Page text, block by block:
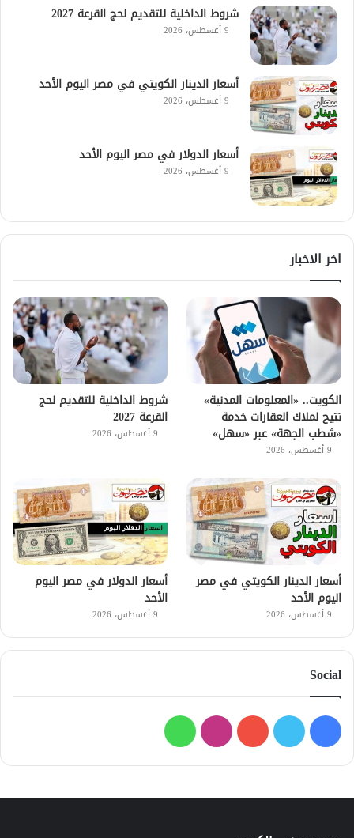
شروط الداخلية للتقديم لحج القرعة 2027
9 أغسطس، 2026
أسعار الدينار الكويتي في مصر اليوم الأحد
9 أغسطس، 2026
أسعار الدولار في مصر اليوم الأحد
9 أغسطس، 2026
اخر الاخبار
الكويت.. «المعلومات المدنية»
تتيح لملاك العقارات خدمة
«شطب الجهة» عبر «سهل»
9 أغسطس، 2026
شروط الداخلية للتقديم لحج
القرعة 2027
9 أغسطس، 2026
أسعار الدينار الكويتي في مصر
اليوم الأحد
9 أغسطس، 2026
أسعار الدولار في مصر اليوم
الأحد
9 أغسطس، 2026
Social
فيسبوك
تويتر يوتيوبانستقرامواتساب